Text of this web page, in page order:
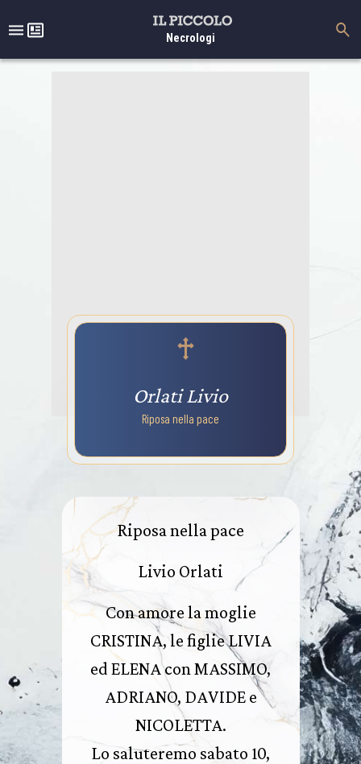
Necrologi
Orlati Livio
Riposa nella pace
Riposa nella pace
Livio Orlati
Con amore la moglie
CRISTINA, le figlie LIVIA
ed ELENA con MASSIMO,
ADRIANO, DAVIDE e
NICOLETTA.
Lo saluteremo sabato 10,